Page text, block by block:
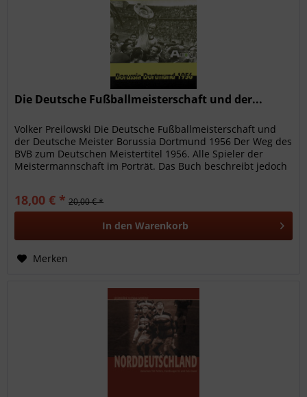
Die Deutsche Fußballmeisterschaft und der...
Volker Preilowski Die Deutsche Fußballmeisterschaft und
der Deutsche Meister Borussia Dortmund 1956 Der Weg des
BVB zum Deutschen Meistertitel 1956. Alle Spieler der
Meistermannschaft im Porträt. Das Buch beschreibt jedoch
18,00 € * 20,00 € *
In den Warenkorb
Merken